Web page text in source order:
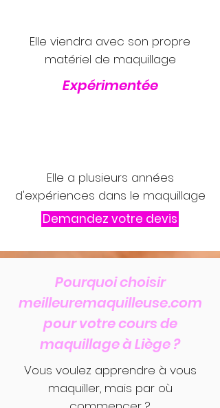
Elle viendra avec son propre
matériel de maquillage
Expérimentée
Elle a plusieurs années
d'expériences dans le maquillage
Demandez votre devis
Pourquoi choisir
meilleuremaquilleuse.com
pour votre cours de
maquillage à Liège ?
Vous voulez apprendre à vous
maquiller, mais par où